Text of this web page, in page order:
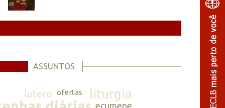
ASSUNTOS
lutero ofertas liturgia
ecumene